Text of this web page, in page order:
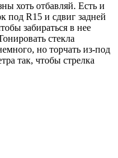
хоть отбавляй. Есть и
под R15 и сдвиг задней
забираться в нее
стекла
но торчать из-под
так, чтобы стрелка